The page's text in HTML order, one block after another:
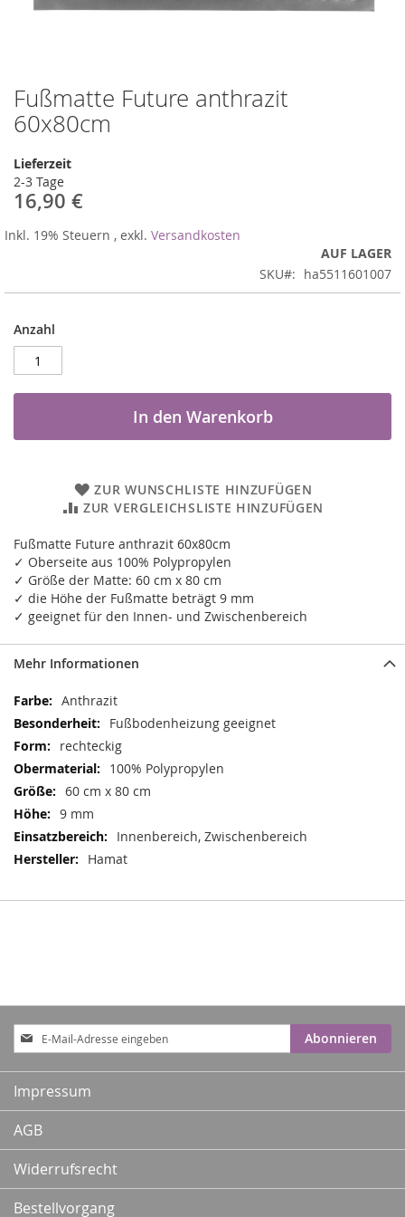
Fußmatte Future anthrazit
60x80cm
Lieferzeit
2-3 Tage
16,90 €
Inkl. 19% Steuern , exkl. Versandkosten
AUF LAGER
SKU
ha5511601007
Anzahl
In den Warenkorb
ZUR WUNSCHLISTE HINZUFÜGEN
ZUR VERGLEICHSLISTE HINZUFÜGEN
Fußmatte Future anthrazit 60x80cm
✓ Oberseite aus 100% Polypropylen
✓ Größe der Matte: 60 cm x 80 cm
✓ die Höhe der Fußmatte beträgt 9 mm
✓ geeignet für den Innen- und Zwischenbereich
Zum
Anfang
der
springen
Mehr Informationen
Mehr
Informationen
Anthrazit
Fußbodenheizung geeignet
rechteckig
100% Polypropylen
60 cm x 80 cm
9 mm
Innenbereich, Zwischenbereich
Hamat
Anmeldung
zum
Newsletter:
Abonnieren
Impressum
AGB
Widerrufsrecht
Bestellvorgang